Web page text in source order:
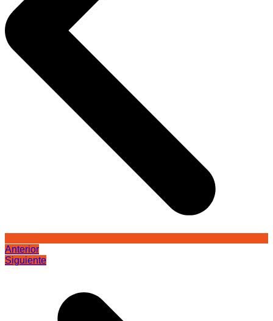
Anterior
Siguiente